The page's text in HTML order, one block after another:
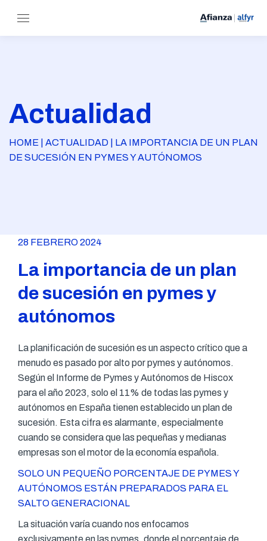
Actualidad
HOME | ACTUALIDAD | LA IMPORTANCIA DE UN PLAN
DE SUCESIÓN EN PYMES Y AUTÓNOMOS
28 FEBRERO 2024
La importancia de un plan
de sucesión en pymes y
autónomos
La planificación de sucesión es un aspecto crítico que a
menudo es pasado por alto por pymes y autónomos.
Según el Informe de Pymes y Autónomos de Hiscox
para el año 2023, solo el 11% de todas las pymes y
autónomos en España tienen establecido un plan de
sucesión. Esta cifra es alarmante, especialmente
cuando se considera que las pequeñas y medianas
empresas son el motor de la economía española.
SOLO UN PEQUEÑO PORCENTAJE DE PYMES Y
AUTÓNOMOS ESTÁN PREPARADOS PARA EL
SALTO GENERACIONAL
La situación varía cuando nos enfocamos
exclusivamente en las pymes, donde el porcentaje de